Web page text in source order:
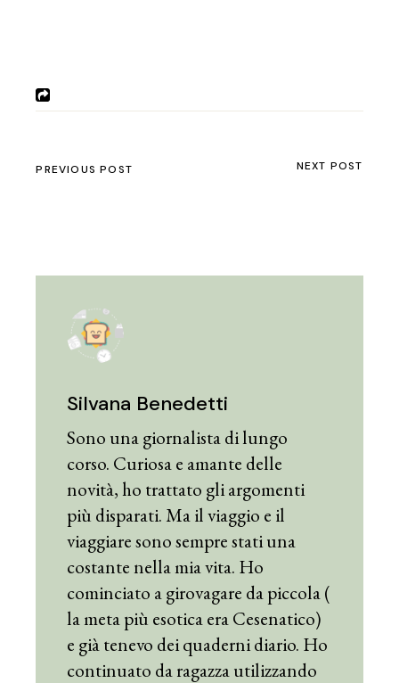
PREVIOUS POST NEXT POST
Silvana Benedetti
Sono una giornalista di lungo
corso. Curiosa e amante delle
novità, ho trattato gli argomenti
più disparati. Ma il viaggio e il
viaggiare sono sempre stati una
costante nella mia vita. Ho
cominciato a girovagare da piccola (
la meta più esotica era Cesenatico)
e già tenevo dei quaderni diario. Ho
continuato da ragazza utilizzando